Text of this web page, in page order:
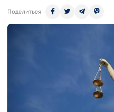
Поделиться